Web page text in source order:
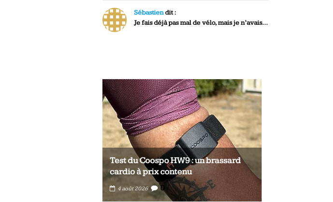
Sébastiendit :
Je fais déjà pas mal de vélo, mais je n’avais...
Test du Coospo HW9 : un brassard
cardio à prix contenu
4 août 2026 0